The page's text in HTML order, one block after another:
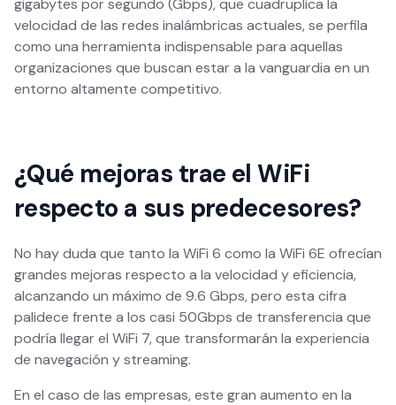
gigabytes por segundo (Gbps), que cuadruplica la
velocidad de las redes inalámbricas actuales, se perfila
como una herramienta indispensable para aquellas
organizaciones que buscan estar a la vanguardia en un
entorno altamente competitivo.
¿Qué mejoras trae el WiFi
respecto a sus predecesores?
No hay duda que tanto la WiFi 6 como la WiFi 6E ofrecían
grandes mejoras respecto a la velocidad y eficiencia,
alcanzando un máximo de 9.6 Gbps, pero esta cifra
palidece frente a los casi 50Gbps de transferencia que
podría llegar el WiFi 7, que transformarán la experiencia
de navegación y streaming.
En el caso de las empresas, este gran aumento en la